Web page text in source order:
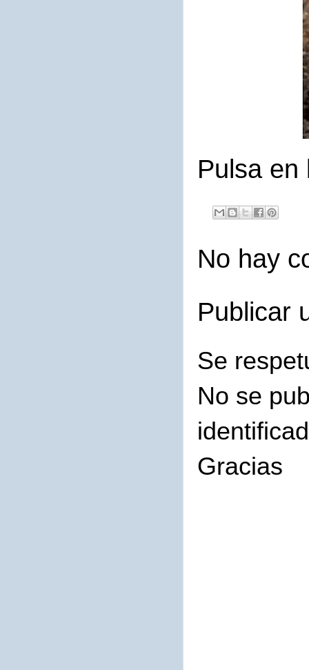
Pulsa en
No hay
Publicar
Se
No se
Gracias